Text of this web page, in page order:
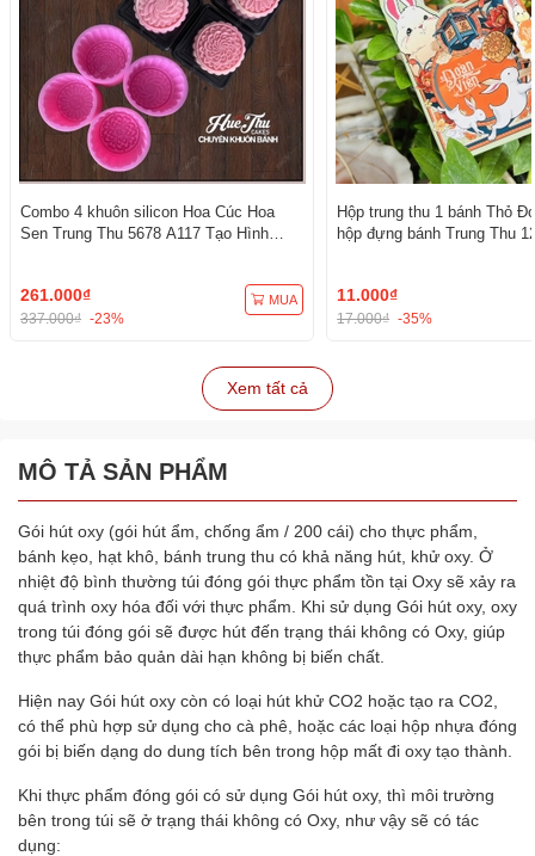
Combo 4 khuôn silicon Hoa Cúc Hoa
Sen Trung Thu 5678 A117 Tạo Hình
261.000₫
337.000₫ -23%
MUA
Hộp trung thu 1 bánh Thỏ
hộp đựng bánh Trung Thu
11.000₫
17.000₫ -35%
Xem tất cả
MÔ TẢ SẢN PHẨM
Gói hút oxy (gói hút ẩm, chống ẩm / 200 cái) cho thực phẩm,
bánh kẹo, hạt khô, bánh trung thu có khả năng hút, khử oxy. Ở
nhiệt độ bình thường túi đóng gói thực phẩm tồn tại Oxy sẽ xảy ra
quá trình oxy hóa đối với thực phẩm. Khi sử dụng Gói hút oxy, oxy
trong túi đóng gói sẽ được hút đến trạng thái không có Oxy, giúp
thực phẩm bảo quản dài hạn không bị biến chất.
Hiện nay Gói hút oxy còn có loại hút khử CO2 hoặc tạo ra CO2,
có thể phù hợp sử dụng cho cà phê, hoặc các loại hộp nhựa đóng
gói bị biến dạng do dung tích bên trong hộp mất đi oxy tạo thành.
Khi thực phẩm đóng gói có sử dụng Gói hút oxy, thì môi trường
bên trong túi sẽ ở trạng thái không có Oxy, như vậy sẽ có tác
dụng: